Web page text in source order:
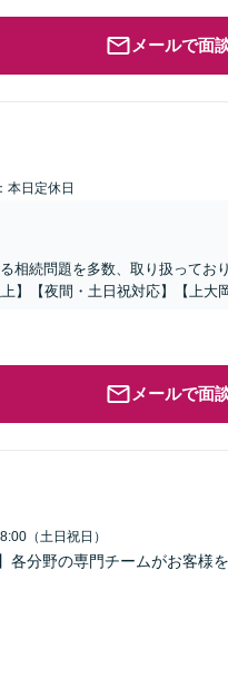
メールで面
本日定休日
相続問題を多数、取り扱ってお
】【夜間・土日祝対応】【上大
メールで面
（土日祝日）
分野の専門チームがお客様